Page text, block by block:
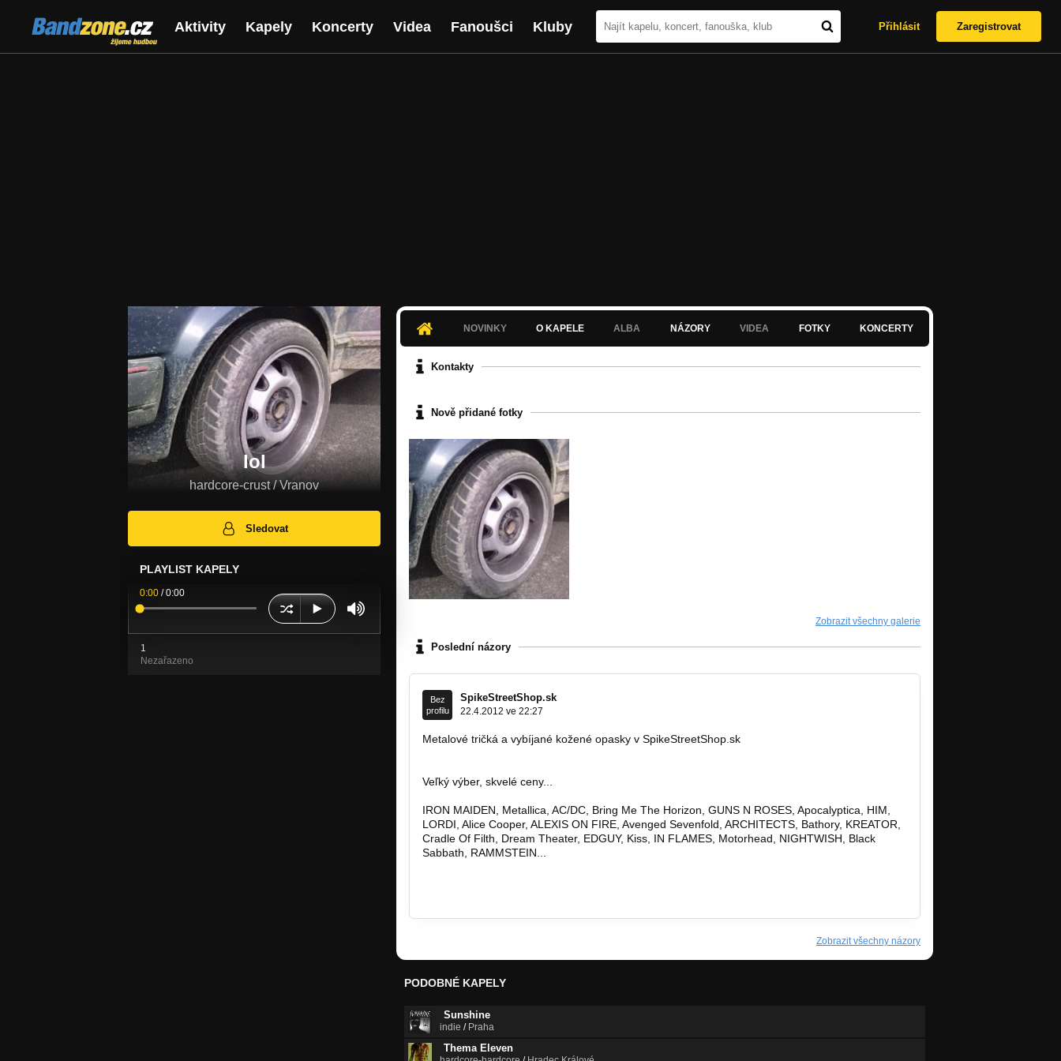
Bandzone.cz
žijeme hudbou
Aktivity Kapely Koncerty Videa Fanoušci Kluby Přihlásit Zaregistrovat
lol
hardcore-crust / Vranov
Sledovat
PLAYLIST KAPELY
0:00 /0:00
1
Nezařazeno
NOVINKY O KAPELE ALBA NÁZORY VIDEA FOTKY KONCERTY
Kontakty
Nově přidané fotky
Zobrazit všechny galerie
Poslední názory
Bez
profilu
SpikeStreetShop.sk
22.4.2012 ve 22:27
Metalové tričká a vybíjané kožené opasky v SpikeStreetShop.sk
Veľký výber, skvelé ceny...
IRON MAIDEN, Metallica, AC/DC, Bring Me The Horizon, GUNS N ROSES, Apocalyptica, HIM,
LORDI, Alice Cooper, ALEXIS ON FIRE, Avenged Sevenfold, ARCHITECTS, Bathory, KREATOR,
Cradle Of Filth, Dream Theater, EDGUY, Kiss, IN FLAMES, Motorhead, NIGHTWISH, Black
Sabbath, RAMMSTEIN...
Zobrazit všechny názory
PODOBNÉ KAPELY
Sunshine
indie / Praha
Thema Eleven